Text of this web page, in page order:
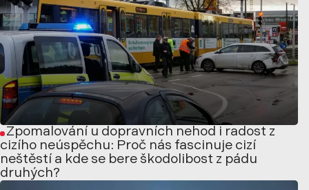
Zpomalování u dopravních nehod i radost z
cizího neúspěchu: Proč nás fascinuje cizí
neštěstí a kde se bere škodolibost z pádu
druhých?